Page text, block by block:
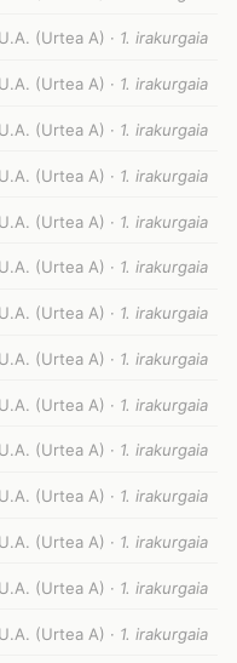
(Urtea A) · 1. irakurgaia
(Urtea A) · 1. irakurgaia
(Urtea A) · 1. irakurgaia
(Urtea A) · 1. irakurgaia
(Urtea A) · 1. irakurgaia
(Urtea A) · 1. irakurgaia
(Urtea A) · 1. irakurgaia
(Urtea A) · 1. irakurgaia
(Urtea A) · 1. irakurgaia
(Urtea A) · 1. irakurgaia
(Urtea A) · 1. irakurgaia
(Urtea A) · 1. irakurgaia
(Urtea A) · 1. irakurgaia
(Urtea A) · 1. irakurgaia